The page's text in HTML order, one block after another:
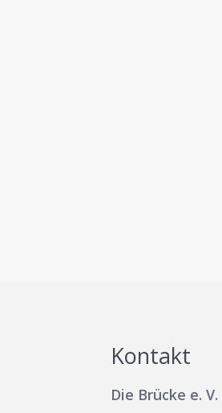
Kontakt
Die Brücke e. V.